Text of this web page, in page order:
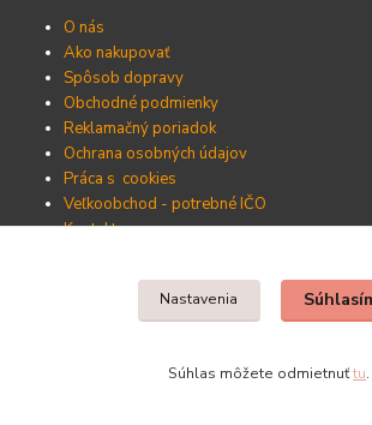
O nás
Ako nakupovať
Spôsob dopravy
Obchodné podmienky
Reklamačný poriadok
Ochrana osobných údajov
Práca s cookies
Veľkoobchod - potrebné IČO
Kontakty
Nájdete nás v Prešove
Nastavenia
Súhlas môžete odmietnuťtu.